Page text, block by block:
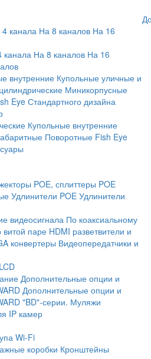
канала На 8 каналов На 16
канала На 8 каналов На 16
внутренние Купольные уличные и
Миникорпусные
Eye Стандартного дизайна
Купольные внутренние
Поворотные Fish Eye
POE, сплиттеры POE
Удлинители POE Удлинители
видеосигнала По коаксиальному
витой паре HDMI разветвители и
конвертеры Видеопередатчики и
Дополнительные опции и
Дополнительные опции и
"BD"-серии. Муляжи
IP камер
Wi-Fi
коробки Кронштейны